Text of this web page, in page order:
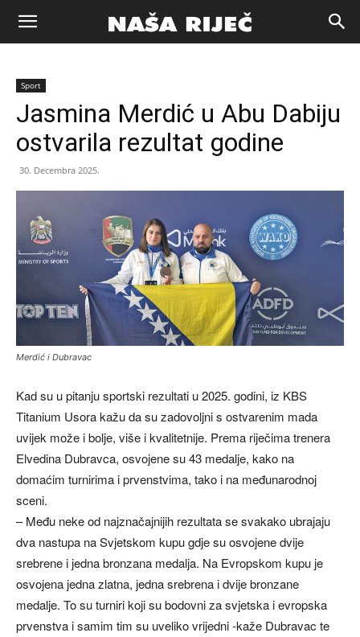
Naša
riječ
Sport
Jasmina Merdić u Abu Dabiju
ostvarila rezultat godine
30. Decembra 2025.
Merdić i Dubravac
Kad su u pitanju sportski rezultati u 2025. godini, iz KBS
Titanium Usora kažu da su zadovoljni s ostvarenim mada
uvijek može i bolje, više i kvalitetnije. Prema riječima trenera
Elvedina Dubravca, osvojene su 43 medalje, kako na
domaćim turnirima i prvenstvima, tako i na međunarodnoj
sceni.
– Među neke od najznačajnijih rezultata se svakako ubrajaju
dva nastupa na Svjetskom kupu gdje su osvojene dvije
srebrene i jedna bronzana medalja. Na Evropskom kupu je
osvojena jedna zlatna, jedna srebrena i dvije bronzane
medalje. To su turniri koji su bodovni za svjetska i evropska
prvenstva i samim tim su uveliko vrijedni -kaže Dubravac te